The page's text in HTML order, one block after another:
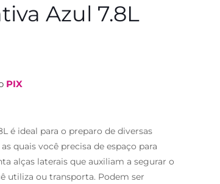
Azul 7.8L
PIX
é ideal para o preparo de diversas
quais você precisa de espaço para
alças laterais que auxiliam a segurar o
utiliza ou transporta. Podem ser